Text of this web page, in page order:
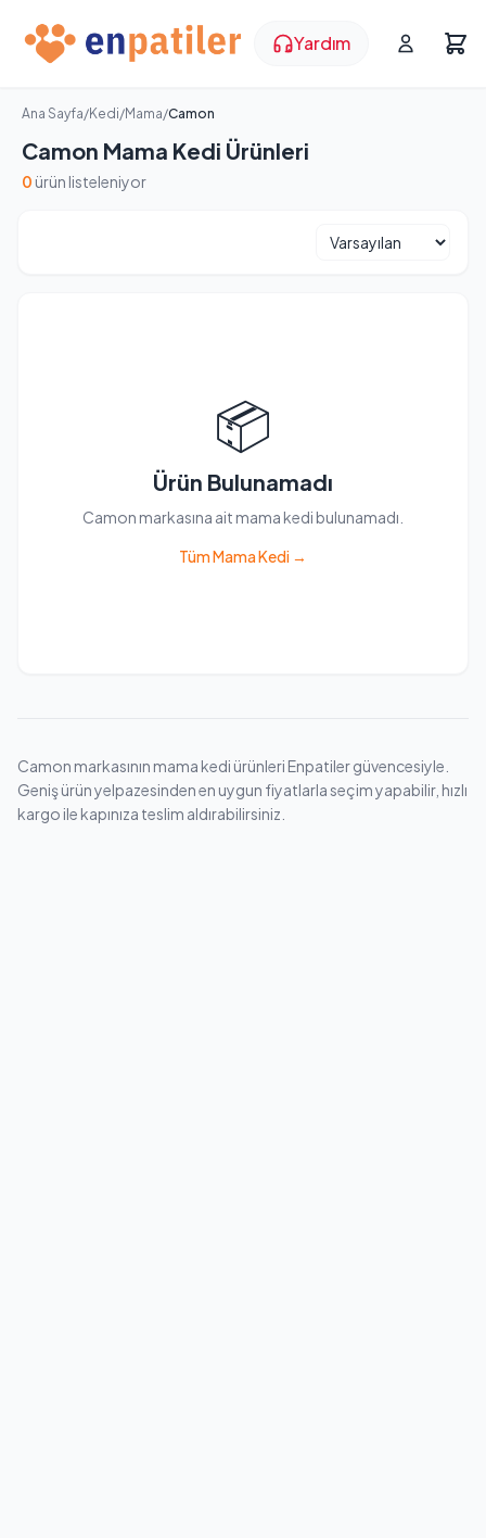
Yardım
Ana Sayfa/Kedi/Mama/Camon
Camon Mama Kedi Ürünleri
0 ürün listeleniyor
📦
Ürün Bulunamadı
Camon markasına ait mama kedi bulunamadı.
Tüm Mama Kedi →
Camon markasının mama kedi ürünleri Enpatiler güvencesiyle.
Geniş ürün yelpazesinden en uygun fiyatlarla seçim yapabilir, hızlı
kargo ile kapınıza teslim aldırabilirsiniz.